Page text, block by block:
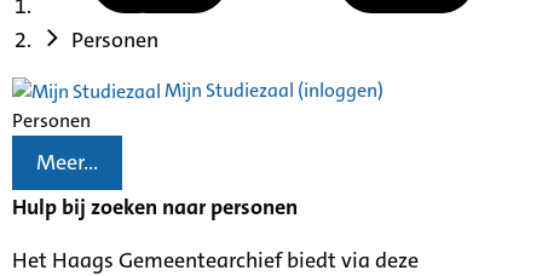
Personen
Mijn Studiezaal (inloggen)
Personen
Meer...
Hulp bij zoeken naar personen
Het Haags Gemeentearchief biedt via deze